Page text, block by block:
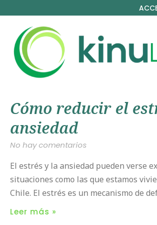
Cómo reducir el
ansiedad
No hay comentarios
El estrés y la ansiedad pueden verse
situaciones como las que estamos
Chile. El estrés es un mecanismo de
Leer más »